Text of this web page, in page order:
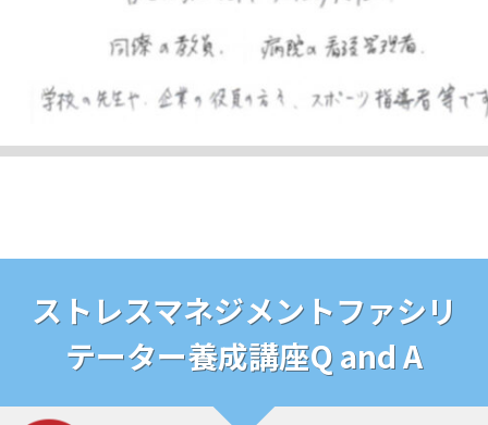
ストレスマネジメントファシリ
テーター養成講座Q and A